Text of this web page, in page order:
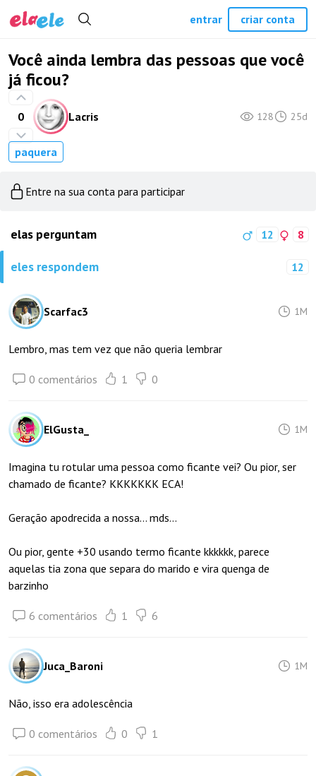
Você ainda lembra das pessoas que você
já ficou?
0 Lacris 128 25d
paquera
Entre na sua conta para participar
elas perguntam 12 8
eles respondem 12
Scarfac3 1M
Lembro, mas tem vez que não queria lembrar
0 comentários 1 0
ElGusta_ 1M
Imagina tu rotular uma pessoa como ficante vei? Ou pior, ser
chamado de ficante? KKKKKKK ECA!
Geração apodrecida a nossa... mds...
Ou pior, gente +30 usando termo ficante kkkkkk, parece
aquelas tia zona que separa do marido e vira quenga de
barzinho
6 comentários 1 6
Juca_Baroni 1M
Não, isso era adolescência
0 comentários 0 1
entrar criar conta